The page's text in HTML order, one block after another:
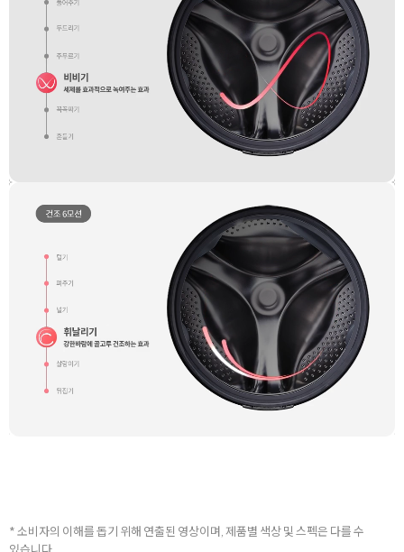
* 소비자의 이해를 돕기 위해 연출된 영상이며, 제품별 색상 및 스펙은 다를 수